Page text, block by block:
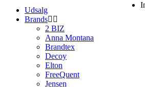
Udsalg
Brands
2 BIZ
Anna Montana
Brandtex
Decoy
Elton
FreeQuent
Jensen